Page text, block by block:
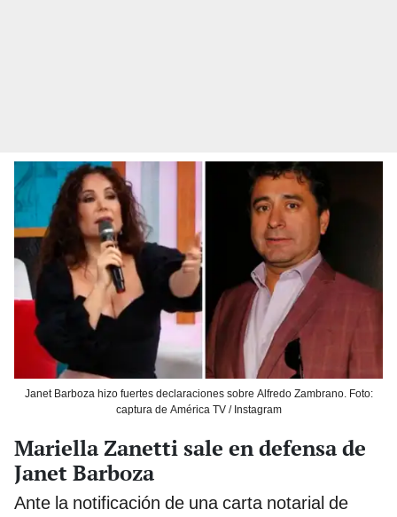
Janet Barboza hizo fuertes declaraciones sobre Alfredo Zambrano. Foto:
captura de América TV / Instagram
Mariella Zanetti sale en defensa de
Janet Barboza
Ante la notificación de una carta notarial de